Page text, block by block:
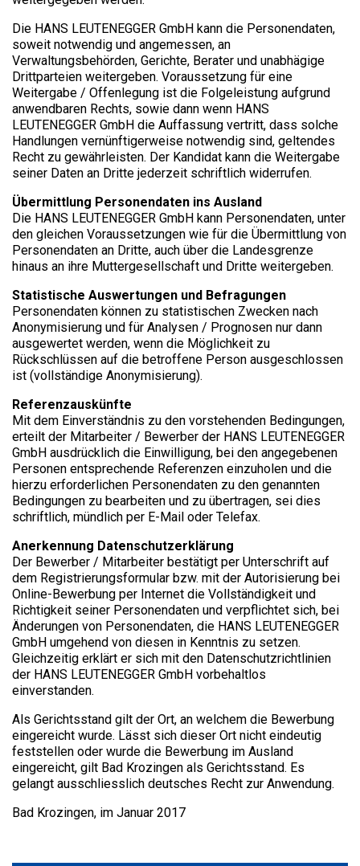
Die HANS LEUTENEGGER GmbH kann die Personendaten,
soweit notwendig und angemessen, an
Verwaltungsbehörden, Gerichte, Berater und unabhägige
Drittparteien weitergeben. Voraussetzung für eine
Weitergabe / Offenlegung ist die Folgeleistung aufgrund
anwendbaren Rechts, sowie dann wenn HANS
LEUTENEGGER GmbH die Auffassung vertritt, dass solche
Handlungen vernünftigerweise notwendig sind, geltendes
Recht zu gewährleisten. Der Kandidat kann die Weitergabe
seiner Daten an Dritte jederzeit schriftlich widerrufen.
Übermittlung Personendaten ins Ausland
Die HANS LEUTENEGGER GmbH kann Personendaten, unter
den gleichen Voraussetzungen wie für die Übermittlung von
Personendaten an Dritte, auch über die Landesgrenze
hinaus an ihre Muttergesellschaft und Dritte weitergeben.
Statistische Auswertungen und Befragungen
Personendaten können zu statistischen Zwecken nach
Anonymisierung und für Analysen / Prognosen nur dann
ausgewertet werden, wenn die Möglichkeit zu
Rückschlüssen auf die betroffene Person ausgeschlossen
ist (vollständige Anonymisierung).
Referenzauskünfte
Mit dem Einverständnis zu den vorstehenden Bedingungen,
erteilt der Mitarbeiter / Bewerber der HANS LEUTENEGGER
GmbH ausdrücklich die Einwilligung, bei den angegebenen
Personen entsprechende Referenzen einzuholen und die
hierzu erforderlichen Personendaten zu den genannten
Bedingungen zu bearbeiten und zu übertragen, sei dies
schriftlich, mündlich per E-Mail oder Telefax.
Anerkennung Datenschutzerklärung
Der Bewerber / Mitarbeiter bestätigt per Unterschrift auf
dem Registrierungsformular bzw. mit der Autorisierung bei
Online-Bewerbung per Internet die Vollständigkeit und
Richtigkeit seiner Personendaten und verpflichtet sich, bei
Änderungen von Personendaten, die HANS LEUTENEGGER
GmbH umgehend von diesen in Kenntnis zu setzen.
Gleichzeitig erklärt er sich mit den Datenschutzrichtlinien
der HANS LEUTENEGGER GmbH vorbehaltlos
einverstanden.
Als Gerichtsstand gilt der Ort, an welchem die Bewerbung
eingereicht wurde. Lässt sich dieser Ort nicht eindeutig
feststellen oder wurde die Bewerbung im Ausland
eingereicht, gilt Bad Krozingen als Gerichtsstand. Es
gelangt ausschliesslich deutsches Recht zur Anwendung.
Bad Krozingen, im Januar 2017